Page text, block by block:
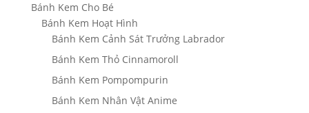
Bánh Kem Cho Bé
Bánh Kem Hoạt Hình
Bánh Kem Cảnh Sát Trưởng Labrador
Bánh Kem Thỏ Cinnamoroll
Bánh Kem Pompompurin
Bánh Kem Nhân Vật Anime